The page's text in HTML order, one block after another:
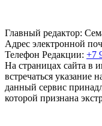
Главный редактор:
Адрес электронной
Телефон Редакции: +7
На страницах сайта в
встречаться
данный сервис
которой признана